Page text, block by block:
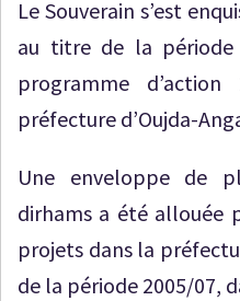
Le Souverain s’est
au titre de la période
programme
préfecture d’Oujda-
Une enveloppe de
dirhams a été allouée
projets dans la
de la période 2005/07,